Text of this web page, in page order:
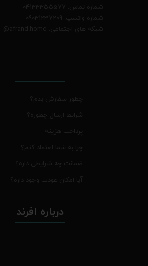
شماره تماس: 04133355577
شماره واتسپ: 09031237209
شبکه های اجتماعی: afrand.home
@
چطور سفارش بدم؟
شرایط ارسال چطوره؟
پرداخت هزینه
چرا به شما اعتماد کنم؟
ضمانت چه شرایطی داره؟
آیا امکان عودت وجود داره؟
درباره افرند